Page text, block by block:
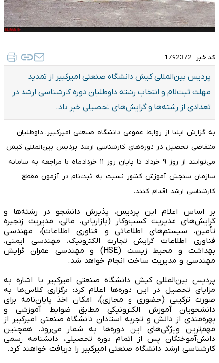
کد خبر : 1792372
پردیس بین‌المللی کیش دانشگاه صنعتی امیرکبیر از تمدید
مهلت ثبت‌نام و انتخاب رشته داوطلبان دوره کارشناسی ارشد در
تعدادی از رشته‌ها و گرایش‌های تحصیلی خبر داد.
به گزارش ایلنا از روابط عمومی دانشگاه صنعتی امیرکبیر، داوطلبان
متقاضی تحصیل در دوره‌های کارشناسی ارشد پردیس بین‌المللی کیش
می‌توانند از روز ۹ خرداد تا پایان روز ۱۱ خردادماه با مراجعه به سامانه
سازمان سنجش آموزش کشور نسبت به ثبت‌نام در آزمون مقطع
کارشناسی ارشد اقدام کنند.
بر اساس اعلام این پردیس، پذیرش دانشجو در رشته‌ها و
گرایش‌های مدیریت کسب‌وکار (بازاریابی، مالی، مدیریت زنجیره
تأمین، سیستم‌های اطلاعاتی و فناوری اطلاعات)، مهندسی
فناوری اطلاعات گرایش تجارت الکترونیک، مهندسی ایمنی،
بهداشت و محیط زیست (HSE) و مهندسی عمران گرایش
مهندسی و مدیریت ساخت انجام خواهد شد.
پردیس بین‌المللی کیش دانشگاه صنعتی امیرکبیر با اشاره به
مزایای تحصیل در این دوره‌ها اعلام کرد: برگزاری کلاس‌ها به
صورت ترکیبی (حضوری و مجازی)، امکان اخذ پایان‌نامه برای
دانشجویان آموزش الکترونیکی مطابق ضوابط آموزشی و
بهره‌مندی از دانش و تجربه استادان دانشگاه صنعتی امیرکبیر از
مهم‌ترین ویژگی‌های این دوره‌ها به شمار می‌رود. همچنین
دانش‌آموختگان پس از اتمام دوره تحصیلی، دانشنامه رسمی
کارشناسی ارشد دانشگاه صنعتی امیرکبیر را دریافت خواهند کرد.